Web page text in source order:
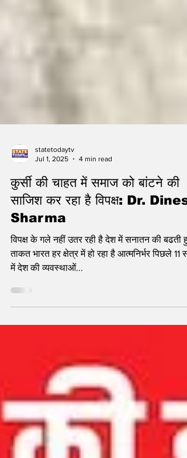
statetodaytv
Jul 1, 2025
4 min read
कुर्सी की चाहत में समाज को बांटने की
साजिश कर रहा है विपक्ष: Dr.
Sharma
ताकत भारत हर क्षेत्र में हो रहा है आत्मनिर्भर पिछले 11
में देश की व्यवस्थाओं...